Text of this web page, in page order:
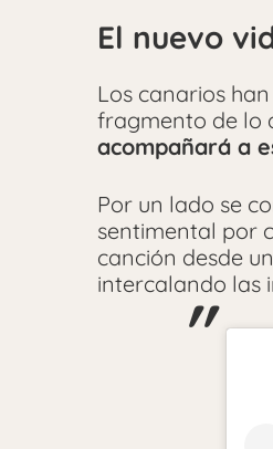
El nuevo
Los canarios
fragmento de lo
acompañará a
Por un lado se
sentimental por
canción desde
intercalando las